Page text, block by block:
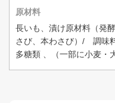
原材料
長いも、漬け原材料（発
さび、本わさび）/ 調味
多糖類 、（一部に小麦・